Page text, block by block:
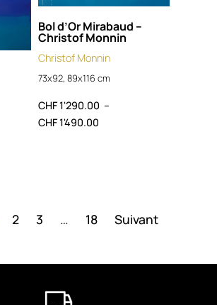
Bol d’Or Mirabaud –
Christof Monnin
Christof Monnin
73x92, 89x116 cm
CHF1'290.00 –
CHF1'490.00
2 3 … 18 Suivant